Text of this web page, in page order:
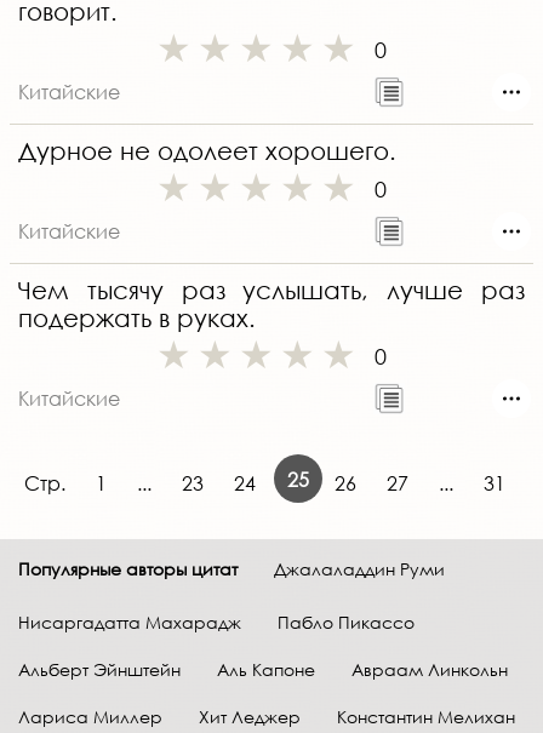
говорит.
0
Китайские
Дурное не одолеет хорошего.
0
Китайские
Чем тысячу раз услышать, лучше раз
подержать в руках.
0
Китайские
Стр. 1 ... 23 24 25 26 27 ... 31
Популярные авторы цитат Джалаладдин Руми
Нисаргадатта Махарадж Пабло Пикассо
Альберт Эйнштейн Аль Капоне Авраам Линкольн
Лариса Миллер Хит Леджер Константин Мелихан